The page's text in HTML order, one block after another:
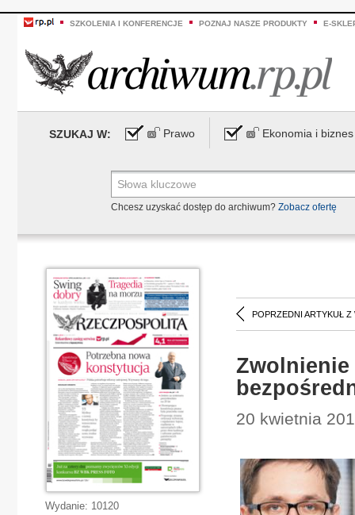
SZKOLENIA I KONFERENCJE POZNAJ NASZE PRODUKTY E-
SZUKAJ W: Prawo Ekonomia i biznes
Chcesz uzyskać dostęp do archiwum? Zobacz ofertę
POPRZEDNI ARTYKUŁ Z
20 kwietnia
Wydanie: 10120